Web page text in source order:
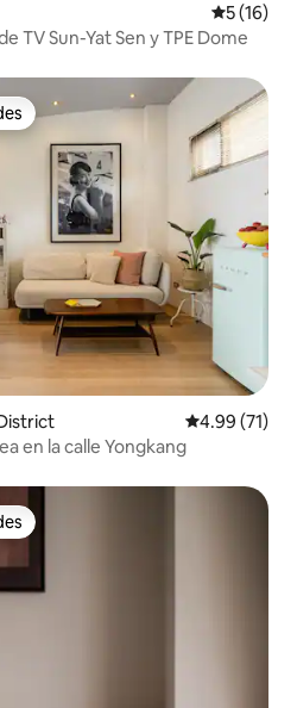
5 (16)
TV Sun-Yat Sen y TPE Dome
entre huéspedes
Calificación
4.99 (71)
en la calle Yongkang
entre huéspedes